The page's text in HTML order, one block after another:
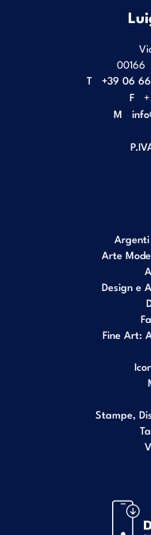
00166
T
+39 06
F
M
Arte
Design e
Fine Art:
Stampe,